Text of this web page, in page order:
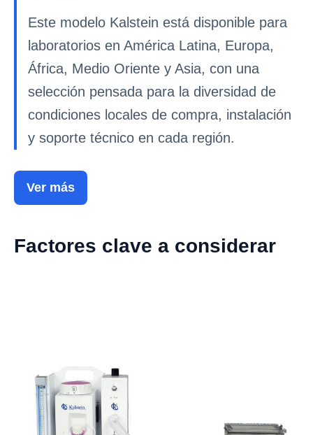
Este modelo Kalstein está disponible para
laboratorios en América Latina, Europa,
África, Medio Oriente y Asia, con una
selección pensada para la diversidad de
condiciones locales de compra, instalación
y soporte técnico en cada región.
Ver más
Factores clave a considerar